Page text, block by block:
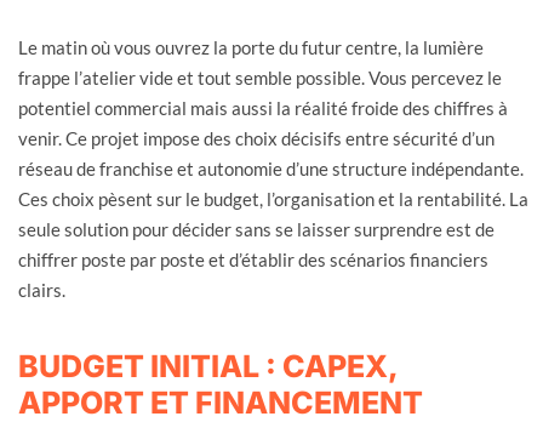
Le matin où vous ouvrez la porte du futur centre, la lumière
frappe l’atelier vide et tout semble possible. Vous percevez le
potentiel commercial mais aussi la réalité froide des chiffres à
venir. Ce projet impose des choix décisifs entre sécurité d’un
réseau de franchise et autonomie d’une structure indépendante.
Ces choix pèsent sur le budget, l’organisation et la rentabilité. La
seule solution pour décider sans se laisser surprendre est de
chiffrer poste par poste et d’établir des scénarios financiers
clairs.
BUDGET INITIAL : CAPEX,
APPORT ET FINANCEMENT